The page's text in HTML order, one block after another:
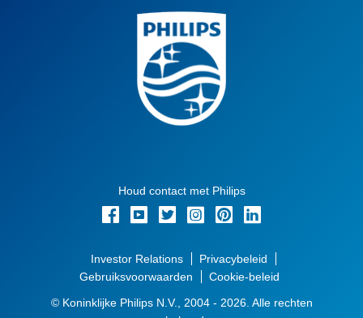
Houd contact met Philips
Investor Relations
Privacybeleid
Gebruiksvoorwaarden
Cookie-beleid
© Koninklijke Philips N.V., 2004 - 2026. Alle rechten